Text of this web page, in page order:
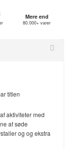
Mere end
80.000+ varer
titlen
aktiviteter med
af søde
og og ekstra